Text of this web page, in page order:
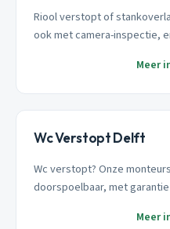
Riool verstopt of
ook met camera-inspectie,
Meer
Wc Verstopt Delft
Wc verstopt? Onze
doorspoelbaar, met
Meer